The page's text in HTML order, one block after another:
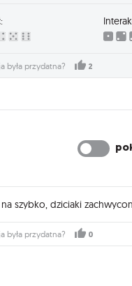
była przydatna? 2
szybko, dziciaki
była przydatna? 0